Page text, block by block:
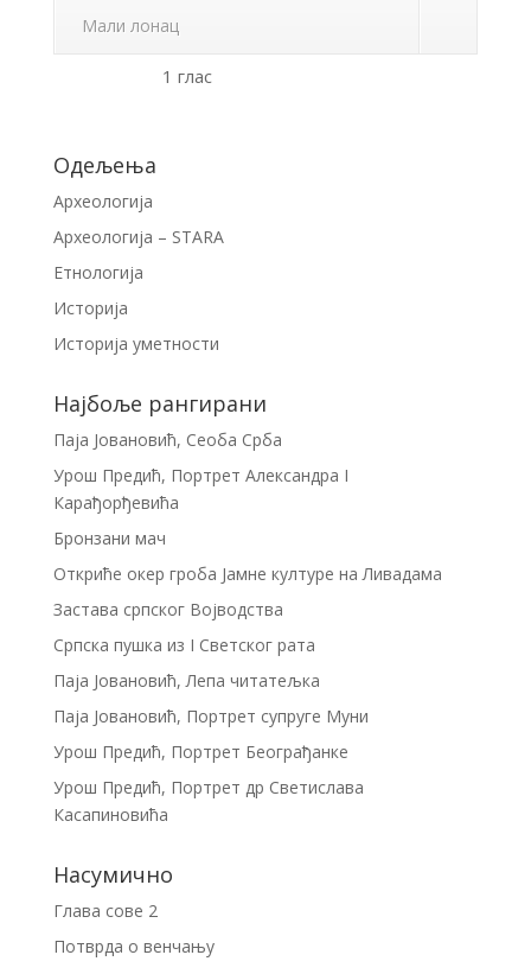
Мали лонац
1 глас
Одељења
Археологија
Археологија – STARA
Етнологија
Историја
Историја уметности
Најбоље рангирани
Паја Јовановић, Сеоба Срба
Урош Предић, Портрет Александра I
Карађорђевића
Бронзани мач
Откриће окер гроба Јамне културе на Ливадама
Застава српског Војводства
Српска пушка из I Светског рата
Паја Јовановић, Лепа читатељка
Паја Јовановић, Портрет супруге Муни
Урош Предић, Портрет Београђанке
Урош Предић, Портрет др Светислава
Касапиновића
Насумично
Глава сове 2
Потврда о венчању